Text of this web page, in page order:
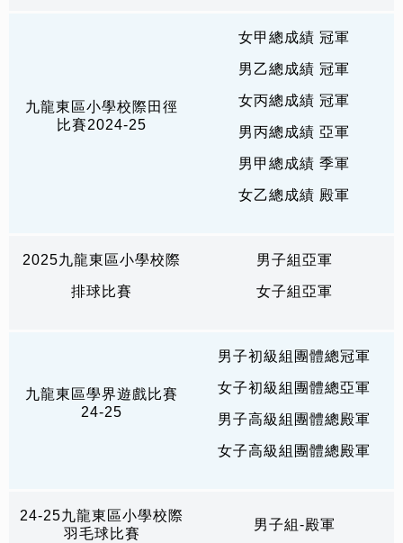
九龍東區小學校際田徑
比賽2024-25
女甲總成績 冠軍
男乙總成績 冠軍
女丙總成績 冠軍
男丙總成績 亞軍
男甲總成績 季軍
女乙總成績 殿軍
2025九龍東區小學校際
排球比賽
男子組亞軍
女子組亞軍
九龍東區學界遊戲比賽
24-25
男子初級組團體總冠軍
女子初級組團體總亞軍
男子高級組團體總殿軍
女子高級組團體總殿軍
24-25九龍東區小學校際
羽毛球比賽
男子組-殿軍